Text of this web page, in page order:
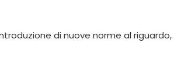
di nuove norme al